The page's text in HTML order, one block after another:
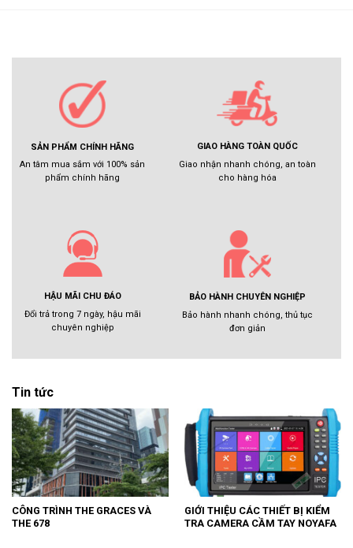
SẢN PHẨM CHÍNH HÃNG
An tâm mua sắm với 100% sản
phẩm chính hãng
GIAO HÀNG TOÀN QUỐC
Giao nhận nhanh chóng, an toàn
cho hàng hóa
HẬU MÃI CHU ĐÁO
Đổi trả trong 7 ngày, hậu mãi
chuyên nghiệp
BẢO HÀNH CHUYÊN NGHIỆP
Bảo hành nhanh chóng, thủ tục
đơn giản
Tin tức
CÔNG TRÌNH THE GRACES VÀ
THE 678
GIỚI THIỆU CÁC THIẾT BỊ KIỂM
TRA CAMERA CẦM TAY NOYAFA